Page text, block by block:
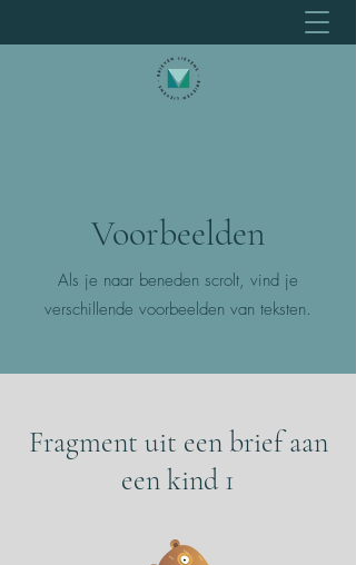
Fragment uit een brief aan
een kind 1
Voorbeelden
Als je naar beneden scrolt, vind je
verschillende voorbeelden van teksten.